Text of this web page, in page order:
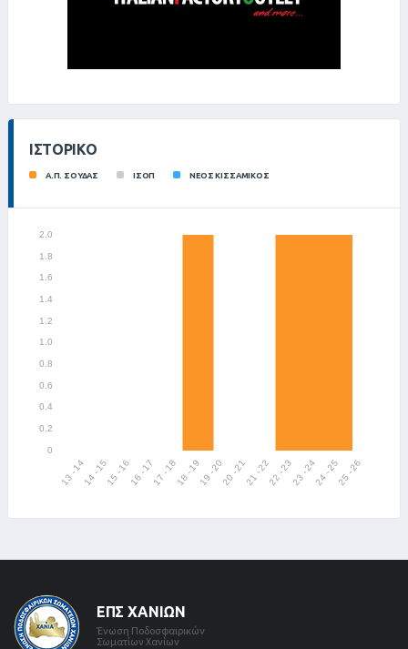
ΙΣΤΟΡΙΚΌ
Α.Π. ΣΟΥΔΑΣ ΙΣΟΠ ΝΕΟΣ ΚΙΣΣΑΜΙΚΟΣ
ΕΠΣ ΧΑΝΊΩΝ
Ένωση Ποδοσφαιρικών
Σωματίων Χανίων